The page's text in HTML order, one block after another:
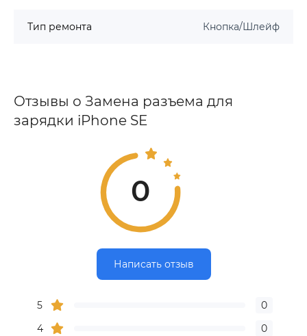
Тип ремонта Кнопка/Шлейф
Отзывы о Замена разъема для
зарядки iPhone SE
0
Написать отзыв
5
0
4
0